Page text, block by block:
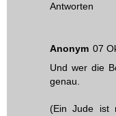
Antworten
Anonym 07
Und wer die
genau.
(Ein Jude ist